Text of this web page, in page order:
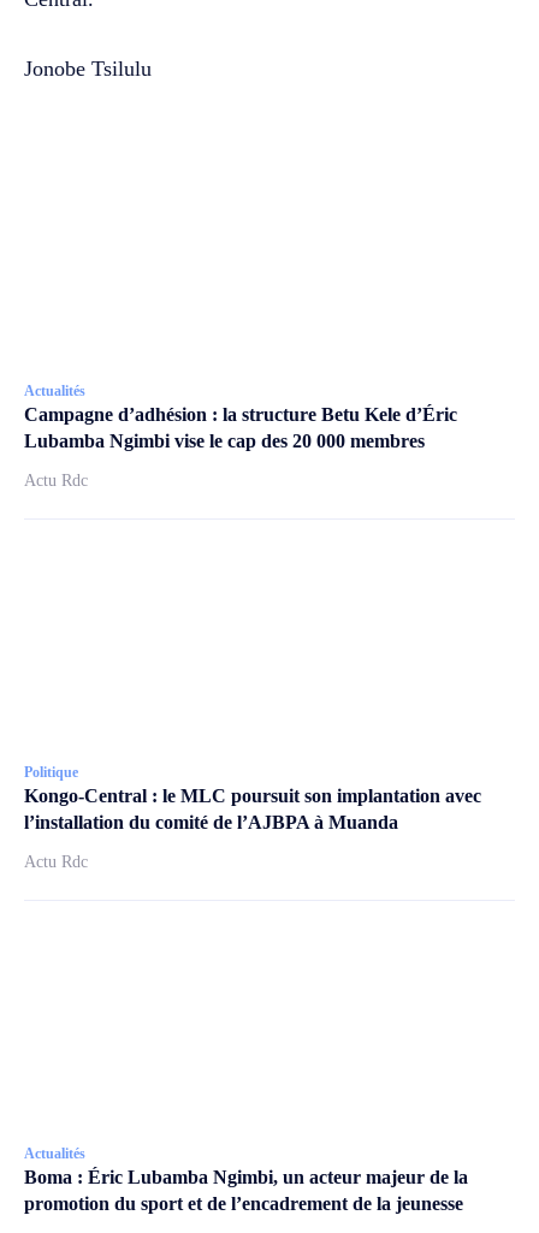
Jonobe Tsilulu
Actualités
Campagne d’adhésion : la structure Betu Kele d’Éric
Lubamba Ngimbi vise le cap des 20 000 membres
Actu Rdc
Politique
Kongo-Central : le MLC poursuit son implantation avec
l’installation du comité de l’AJBPA à Muanda
Actu Rdc
Actualités
Boma : Éric Lubamba Ngimbi, un acteur majeur de la
promotion du sport et de l’encadrement de la jeunesse